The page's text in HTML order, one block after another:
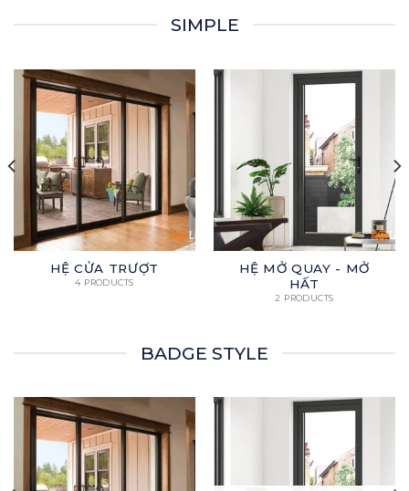
SIMPLE
HỆ CỬA TRƯỢT
4 PRODUCTS
HỆ MỞ QUAY - MỞ
HẤT
2 PRODUCTS
BADGE STYLE